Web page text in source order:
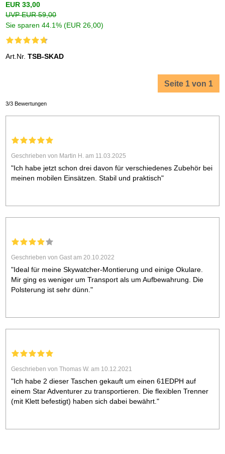
EUR 33,00
UVP EUR 59,00
Sie sparen 44.1% (EUR 26,00)
Art.Nr.TSB-SKAD
Seite 1 von 1
3/3 Bewertungen
Geschrieben von Martin H. am 11.03.2025
"Ich habe jetzt schon drei davon für verschiedenes Zubehör bei
meinen mobilen Einsätzen. Stabil und praktisch"
Geschrieben von Gast am 20.10.2022
"Ideal für meine Skywatcher-Montierung und einige Okulare.
Mir ging es weniger um Transport als um Aufbewahrung. Die
Polsterung ist sehr dünn."
Geschrieben von Thomas W. am 10.12.2021
"Ich habe 2 dieser Taschen gekauft um einen 61EDPH auf
einem Star Adventurer zu transportieren. Die flexiblen Trenner
(mit Klett befestigt) haben sich dabei bewährt."